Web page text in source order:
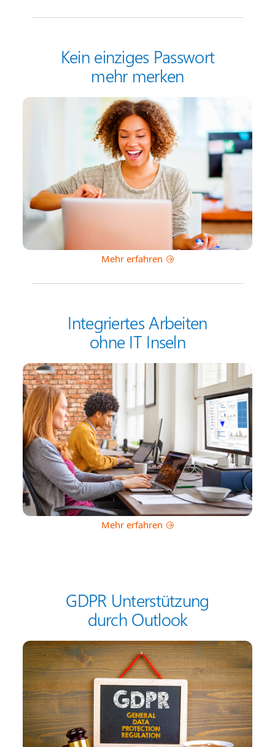
Kein einziges Passwort
mehr merken
Mehr erfahren
Integriertes Arbeiten
ohne IT Inseln
Mehr erfahren
GDPR Unterstützung
durch Outlook